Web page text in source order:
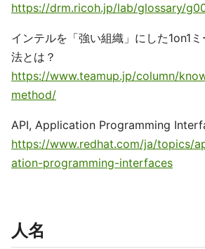
https://drm.ricoh.jp/lab/glossary/
インテルを「強い組織」にした1on1
法とは？
https://www.teamup.jp/column/
method/
API, Application Programming
https://www.redhat.com/ja/topics/
ation-programming-interfaces
人名